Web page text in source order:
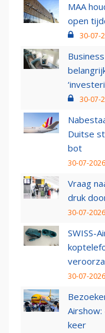
MAA
open
30-07-
30-07-
Duitse
bot
30-07-
Vraag
druk
30-07-
SWISS-
30-07-
keer